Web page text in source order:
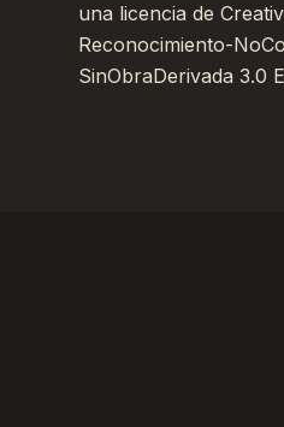
una licencia de
Reconocimiento-
SinObraDerivada 3.0